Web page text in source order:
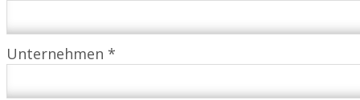
Unternehmen *